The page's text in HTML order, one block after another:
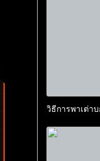
วิธีการพาเต่า